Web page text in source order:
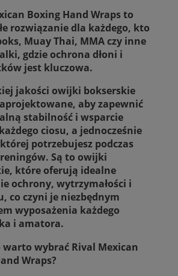
Boxing Hand Wrapsto
rozwiązanie dla każdego, kto
Muay Thai, MMA czy inne
gdzie ochrona dłoni i
jest kluczowa.
jakości owijki bokserskie
aby zapewnić
stabilność i wsparcie
ciosu, a jednocześnie
potrzebujesz podczas
Są to owijki
które oferują idealne
ochrony, wytrzymałości i
co czyni je niezbędnym
wyposażenia każdego
i amatora.
warto wybrać Rival Mexican
Wraps?